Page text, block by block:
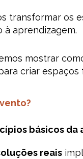
transformar os
à aprendizagem.
mostrar
criar espaços
básicos da
reais